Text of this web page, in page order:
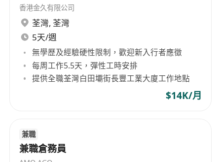
香港金久有限公司
荃灣, 荃灣
5天/週
無學歷及經驗硬性限制，歡迎新入行者應徵
每周工作5.5天，彈性工時安排
提供全職荃灣白田壩街長豐工業大廈工作地點
$14K/月
兼職
兼職倉務員